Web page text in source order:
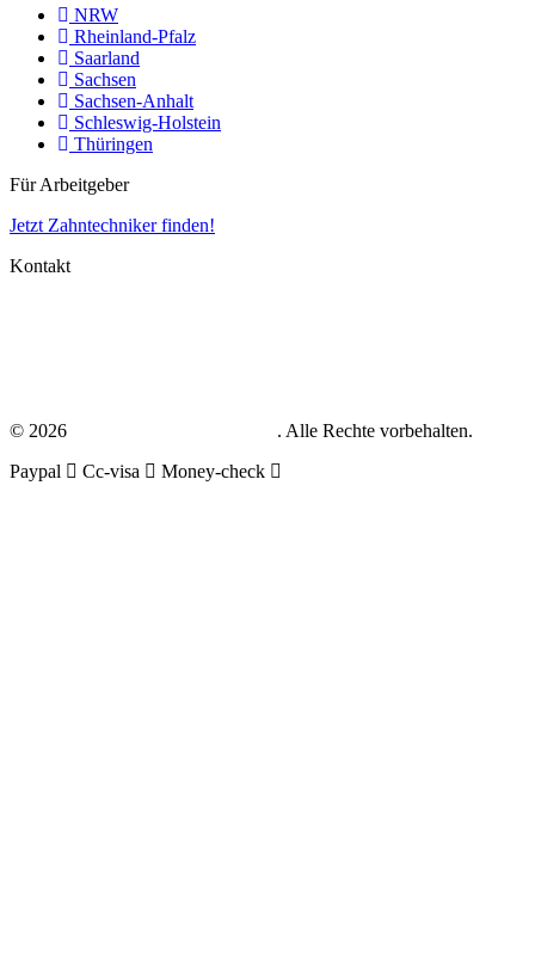
NRW
Rheinland-Pfalz
Saarland
Sachsen
Sachsen-Anhalt
Schleswig-Holstein
Thüringen
Für Arbeitgeber
Jetzt Zahntechniker finden!
Kontakt
© 2026
. Alle Rechte vorbehalten.
Paypal
Cc-visa Money-check